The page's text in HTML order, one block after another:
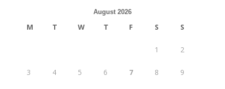
August 2026
M T W T F S S
1 2
3 4 5 6 7 8 9